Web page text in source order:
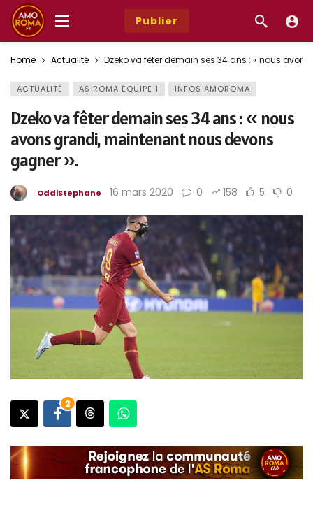
Publier
Home Actualité Dzeko va fêter demain ses 34 ans : « nous
ACTUALITÉ AS ROMA ÉQUIPE 1 INFOS AMOROMA
Dzeko va fêter demain ses 34 ans : « nous
avons grandi, maintenant nous devons
gagner ».
OddiStephane 16 mars 2020 0 158 5 0
2